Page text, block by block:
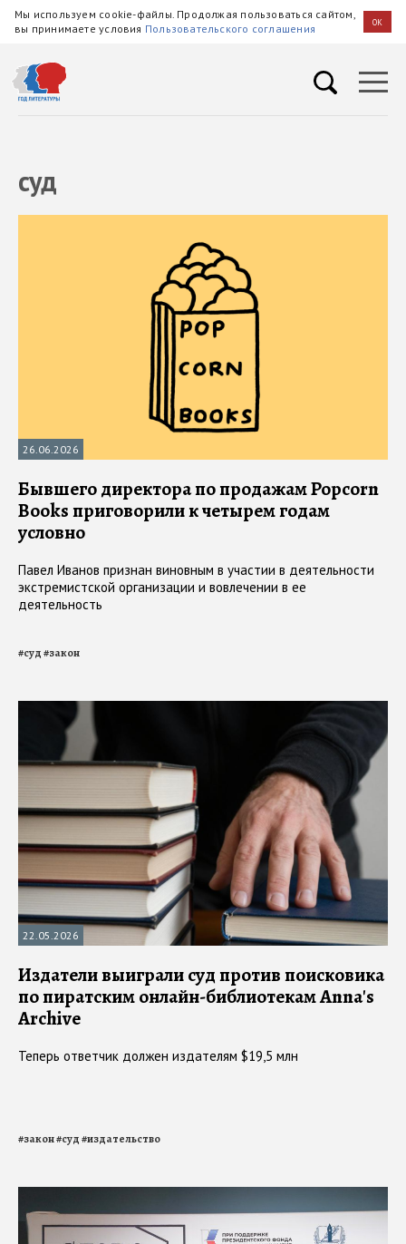
Мы используем cookie-файлы. Продолжая пользоваться сайтом,
вы принимаете условия Пользовательского соглашения OK
суд
26.06.2026
Бывшего директора по продажам Popcorn
Books приговорили к четырем годам
условно
Павел Иванов признан виновным в участии в деятельности
экстремистской организации и вовлечении в ее
деятельность
#суд#закон
22.05.2026
Издатели выиграли суд против поисковика
по пиратским онлайн-библиотекам Anna's
Archive
Теперь ответчик должен издателям $19,5 млн
#закон#суд#издательство